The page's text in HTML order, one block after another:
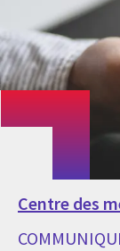
Centre des